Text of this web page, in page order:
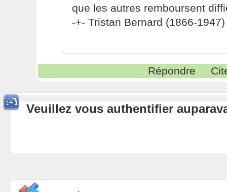
que les autres remboursent
-+- Tristan Bernard (1866-1947)
Répondre
Veuillez vous authentifier